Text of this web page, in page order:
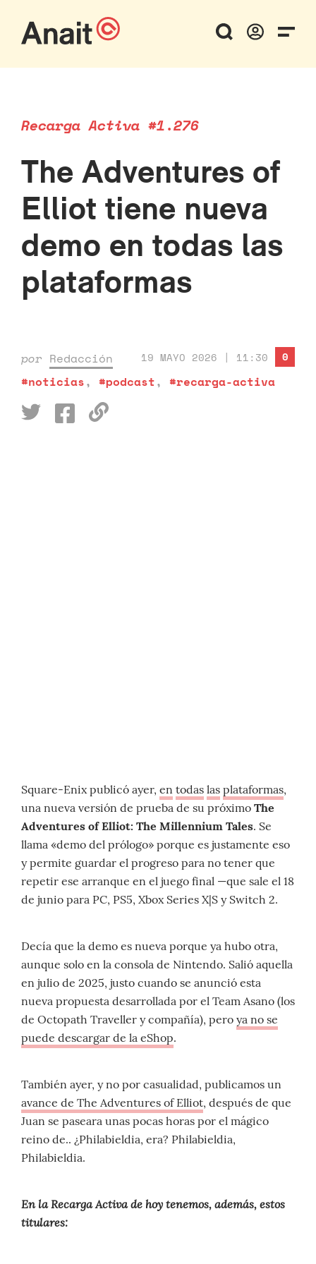
Recarga Activa #1.276
The Adventures of
Elliot tiene nueva
demo en todas las
plataformas
por Redacción 19 MAYO 2026 | 11:30
#noticias, #podcast, #recarga-activa
0
Square-Enix publicó ayer, en todas las plataformas,
una nueva versión de prueba de su próximo The
Adventures of Elliot: The Millennium Tales. Se
llama «demo del prólogo» porque es justamente eso
y permite guardar el progreso para no tener que
repetir ese arranque en el juego final —que sale el 18
de junio para PC, PS5, Xbox Series X|S y Switch 2.
Decía que la demo es nueva porque ya hubo otra,
aunque solo en la consola de Nintendo. Salió aquella
en julio de 2025, justo cuando se anunció esta
nueva propuesta desarrollada por el Team Asano (los
de Octopath Traveller y compañía), pero ya no se
puede descargar de la eShop.
También ayer, y no por casualidad, publicamos un
avance de The Adventures of Elliot, después de que
Juan se paseara unas pocas horas por el mágico
reino de.. ¿Philabieldia, era? Philabieldia,
Philabieldia.
En la Recarga Activa de hoy tenemos, además, estos
titulares: